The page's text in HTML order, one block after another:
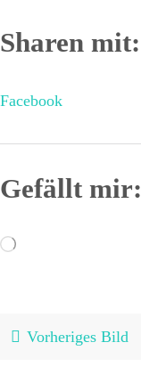
Sharen mit:
Facebook
Gefällt mir:
Wird
Vorheriges Bild